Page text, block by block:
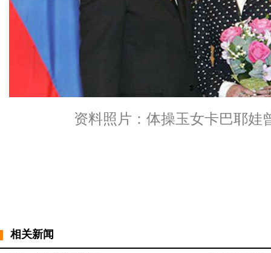
资料照片：体操玉女卡巴耶娃
相关新闻